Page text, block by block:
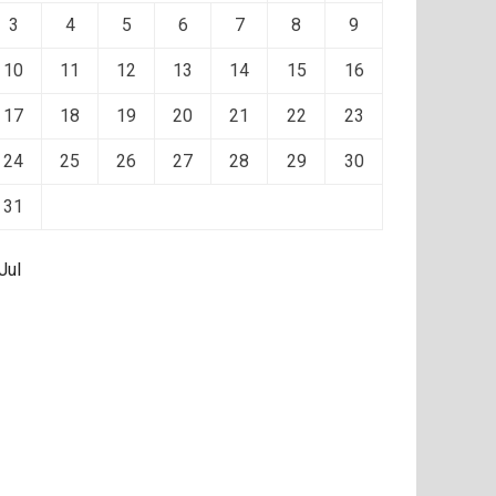
3 4 5 6 7 8 9
10 11 12 13 14 15 16
17 18 19 20 21 22 23
24 25 26 27 28 29 30
31